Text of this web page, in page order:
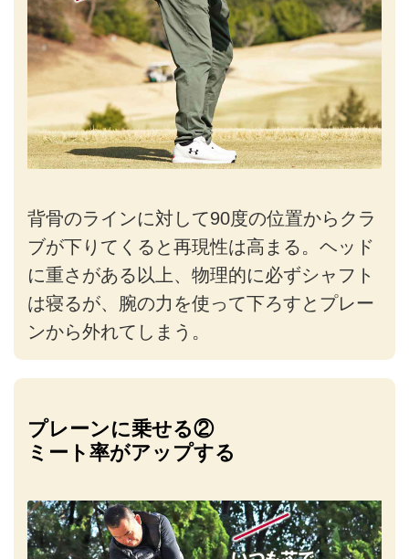
背骨のラインに対して90度の位置からクラ
ブが下りてくると再現性は高まる。ヘッド
に重さがある以上、物理的に必ずシャフト
は寝るが、腕の力を使って下ろすとプレー
ンから外れてしまう。
プレーンに乗せる②
ミート率がアップする